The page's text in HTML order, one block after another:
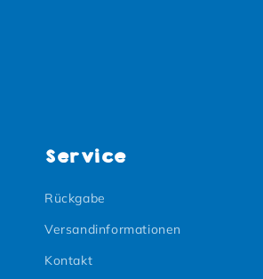
Service
Rückgabe
Versandinformationen
Kontakt